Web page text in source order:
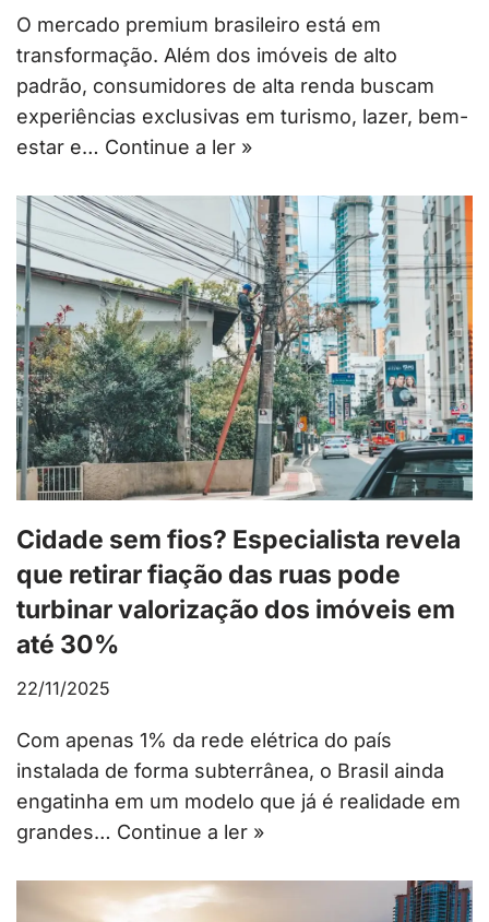
O mercado premium brasileiro está em
transformação. Além dos imóveis de alto
padrão, consumidores de alta renda buscam
experiências exclusivas em turismo, lazer, bem-
estar e… Continue a ler »
Cidade sem fios? Especialista revela
que retirar fiação das ruas pode
turbinar valorização dos imóveis em
até 30%
22/11/2025
Com apenas 1% da rede elétrica do país
instalada de forma subterrânea, o Brasil ainda
engatinha em um modelo que já é realidade em
grandes… Continue a ler »